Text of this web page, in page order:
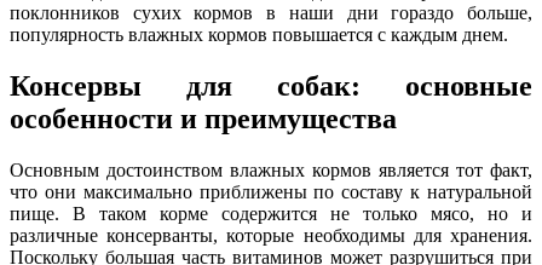
поклонников сухих кормов в наши дни гораздо больше,
популярность влажных кормов повышается с каждым днем.
Консервы для собак: основные
особенности и преимущества
Основным достоинством влажных кормов является тот факт,
что они максимально приближены по составу к натуральной
пище. В таком корме содержится не только мясо, но и
различные консерванты, которые необходимы для хранения.
Поскольку большая часть витаминов может разрушиться при